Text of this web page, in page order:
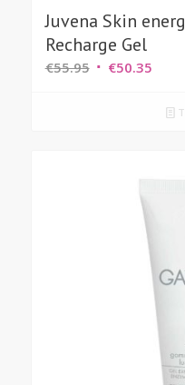
Juvena Skin
Recharge Gel
€55.95 €50.35